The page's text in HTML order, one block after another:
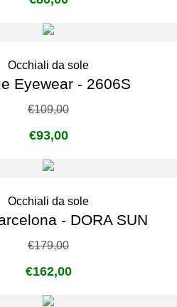
Occhiali da sole
Eyewear - 2606S
€109,00
€93,00
Occhiali da sole
- DORA SUN
€179,00
€162,00